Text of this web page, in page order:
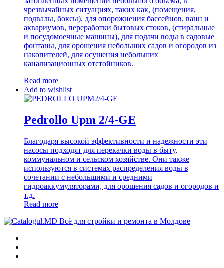
чрезвычайных ситуациях, таких как, (помещения,
подвалы, боксы), для опорожнения бассейнов, ванн и
аквариумов, переработки бытовых стоков, (стиральные
и посудомоечные машины), для подачи воды в садовые
фонтаны, для орошения небольших садов и огородов из
накопителей, для осушения небольших
канализационных отстойников.
Read more
Add to wishlist
Pedrollo Upm 2/4-GE
Благодаря высокой эффективности и надежности эти
насосы подходят для перекачки воды в быту,
коммунальном и сельском хозяйстве. Они также
используются в системах распределения воды в
сочетании с небольшими и средними
гидроаккумуляторами, для орошения садов и огородов и
т.д.
Read more
Всё для стройки и ремонта в Молдове